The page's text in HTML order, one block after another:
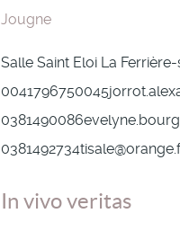
Jougne
Salle Saint Eloi La
In vivo veritas